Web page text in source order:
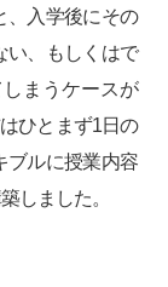
、入学後にその
い、もしくはで
まうケースが
ひとまず1日の
ブルに授業内容
しました。